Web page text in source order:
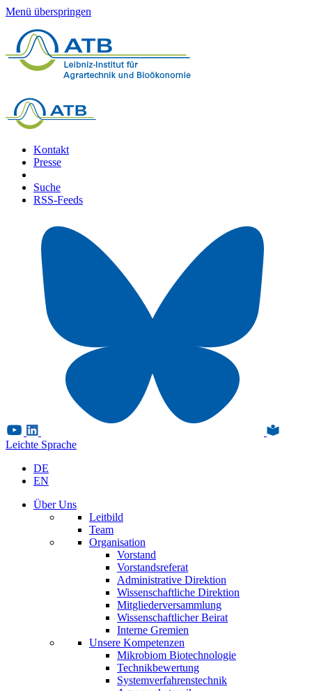
Menü überspringen
Kontakt
Presse
Suche
RSS-Feeds
Leichte Sprache
DE
EN
Über Uns
Leitbild
Team
Organisation
Vorstand
Vorstandsreferat
Administrative Direktion
Wissenschaftliche Direktion
Mitgliederversammlung
Wissenschaftlicher Beirat
Interne Gremien
Unsere Kompetenzen
Mikrobiom Biotechnologie
Technikbewertung
Systemverfahrenstechnik